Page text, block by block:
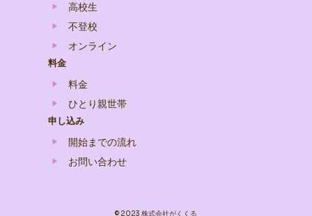
高校生
不登校
オンライン
料金
料金
ひとり親世帯
申し込み
開始までの流れ
お問い合わせ
© 2023 株式会社がくくる